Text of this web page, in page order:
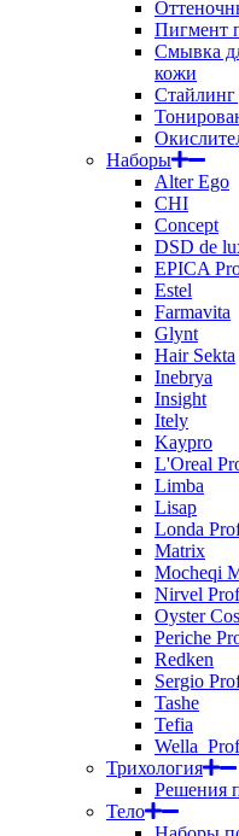
Пигмент
Смывка
кожи
Стайлинг
Наборы
Alter Ego
CHI
Concept
DSD de
EPICA
Estel
Farmavita
Glynt
Hair Sekta
Inebrya
Insight
Itely
Kaypro
L'Oreal
Limba
Lisap
Londa
Matrix
Mocheqi
Nirvel
Oyster
Periche
Redken
Sergio
Tashe
Tefia
Трихология
Решения
Тело